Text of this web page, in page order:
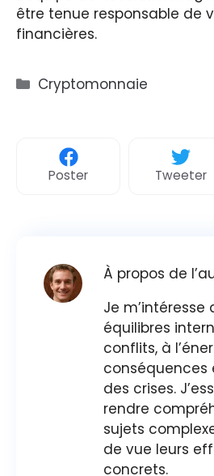
être tenue responsable de
financières.
Catégories
Cryptomonnaie
Poster Tweeter
À propos de
Je m’intéresse
équilibres
conflits, à
conséquences
des crises.
rendre
sujets
de vue leurs
concrets.